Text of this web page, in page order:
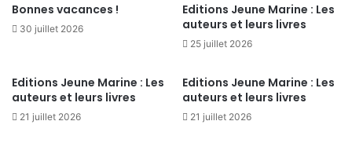
Bonnes vacances !
30 juillet 2026
Editions Jeune Marine : Les
auteurs et leurs livres
25 juillet 2026
Editions Jeune Marine : Les
auteurs et leurs livres
21 juillet 2026
Editions Jeune Marine : Les
auteurs et leurs livres
21 juillet 2026